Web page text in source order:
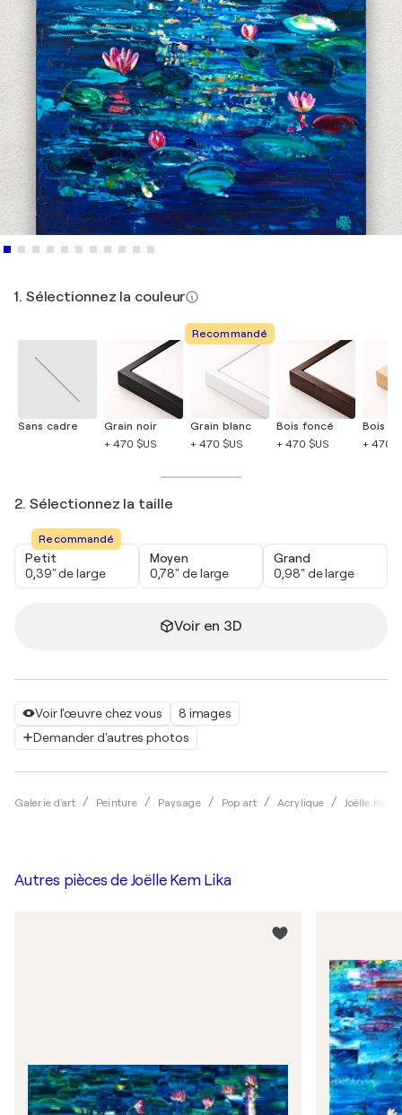
Voir l'œuvre chez vous
8 images
Demander d'autres photos
Galerie d'art Peinture Paysage Pop art Acrylique Joëlle Kem
1. Sélectionnez la couleur
Sans cadre
Grain noir
+ 470 $US
Recommandé
Grain blanc
+ 470 $US
Bois foncé
+ 470 $US
Bois
+ 470
2. Sélectionnez la taille
Recommandé
Petit
0,39" de large
Moyen
0,78" de large
Grand
0,98" de large
Voir en 3D
Autres pièces de Joëlle Kem Lika